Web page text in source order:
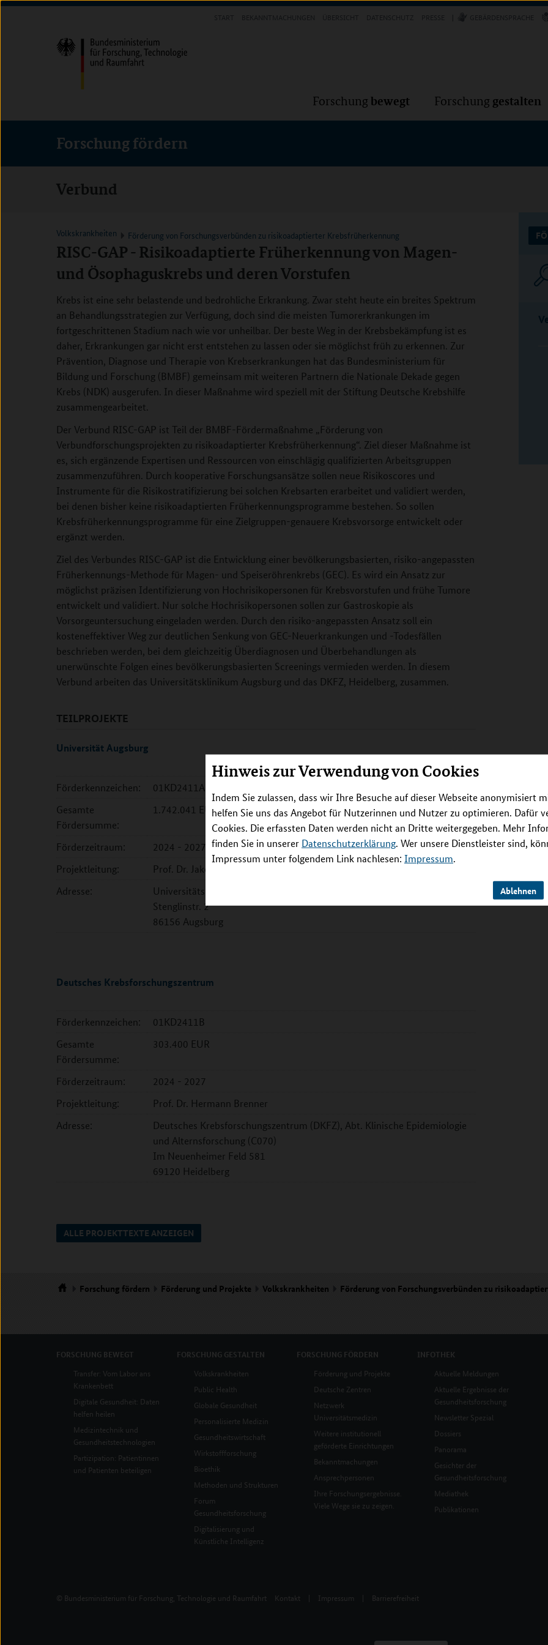
Hinweis zur Verwendung von Cookies
Indem Sie zulassen, dass wir Ihre Besuche auf dieser Webseite anonymisiert
helfen Sie uns das Angebot für Nutzerinnen und Nutzer zu optimieren. Dafür
Cookies. Die erfassten Daten werden nicht an Dritte weitergegeben. Mehr
finden Sie in unserer Datenschutzerklärung. Wer unsere Dienstleister sind,
Impressum unter folgendem Link nachlesen: Impressum.
Ablehnen
Direkt
(Eingabetaste)
Direkt
(Eingabetaste)
Direkt
(Eingabetaste)
Forschung bewegt Forschung gestalten
Forschung fördern
Verbund
Volkskrankheiten Förderung von Forschungsverbünden zu risikoadaptierter Krebsfrüherkennung
RISC-GAP - Risikoadaptierte Früherkennung von Magen-
und Ösophaguskrebs und deren Vorstufen
Krebs ist eine sehr belastende und bedrohliche Erkrankung. Zwar steht heute ein breites Spektrum
an Behandlungsstrategien zur Verfügung, doch sind die meisten Tumorerkrankungen im
fortgeschrittenen Stadium nach wie vor unheilbar. Der beste Weg in der Krebsbekämpfung ist es
daher, Erkrankungen gar nicht erst entstehen zu lassen oder sie möglichst früh zu erkennen. Zur
Prävention, Diagnose und Therapie von Krebserkrankungen hat das Bundesministerium für
Bildung und Forschung (BMBF) gemeinsam mit weiteren Partnern die Nationale Dekade gegen
Krebs (NDK) ausgerufen. In dieser Maßnahme wird speziell mit der Stiftung Deutsche Krebshilfe
zusammengearbeitet.
Der Verbund RISC-GAP ist Teil der BMBF-Fördermaßnahme „Förderung von
Verbundforschungsprojekten zu risikoadaptierter Krebsfrüherkennung“. Ziel dieser Maßnahme ist
es, sich ergänzende Expertisen und Ressourcen von einschlägig qualifizierten Arbeitsgruppen
zusammenzuführen. Durch kooperative Forschungsansätze sollen neue Risikoscores und
Instrumente für die Risikostratifizierung bei solchen Krebsarten erarbeitet und validiert werden,
bei denen bisher keine risikoadaptierten Früherkennungsprogramme bestehen. So sollen
Krebsfrüherkennungsprogramme für eine Zielgruppen-genauere Krebsvorsorge entwickelt oder
ergänzt werden.
Ziel des Verbundes RISC-GAP ist die Entwicklung einer bevölkerungsbasierten, risiko-angepassten
Früherkennungs-Methode für Magen- und Speiseröhrenkrebs (GEC). Es wird ein Ansatz zur
möglichst präzisen Identifizierung von Hochrisikopersonen für Krebsvorstufen und frühe Tumore
entwickelt und validiert. Nur solche Hochrisikopersonen sollen zur Gastroskopie als
Vorsorgeuntersuchung eingeladen werden. Durch den risiko-angepassten Ansatz soll ein
kosteneffektiver Weg zur deutlichen Senkung von GEC-Neuerkrankungen und -Todesfällen
beschrieben werden, bei dem gleichzeitig Überdiagnosen und Überbehandlungen als
unerwünschte Folgen eines bevölkerungsbasierten Screenings vermieden werden. In diesem
Verbund arbeiten das Universitätsklinikum Augsburg und das DKFZ, Heidelberg, zusammen.
TEILPROJEKTE
Universität Augsburg
Förderkennzeichen:
01KD2411A
Gesamte
Fördersumme:
1.742.041 EUR
Förderzeitraum:
2024 - 2027
Projektleitung:
Prof. Dr. Jakob Linseisen
Adresse:
Universitätsklinikum Augsburg
Stenglinstr. 2
86156 Augsburg
Deutsches Krebsforschungszentrum
Förderkennzeichen:
01KD2411B
Gesamte
Fördersumme:
303.400 EUR
Förderzeitraum:
2024 - 2027
Projektleitung:
Prof. Dr. Hermann Brenner
Adresse:
Deutsches Krebsforschungszentrum (DKFZ), Abt. Klinische Epidemiologie
und Alternsforschung (C070)
Im Neuenheimer Feld 581
69120 Heidelberg
ALLE PROJEKTTEXTE ANZEIGEN
Forschung fördern Förderung und Projekte Volkskrankheiten Förderung von Forschungsverbünden zu
FORSCHUNG BEWEGT
Transfer: Vom Labor ans
Krankenbett
Digitale Gesundheit: Daten
helfen heilen
Medizintechnik und
Gesundheitstechnologien
Partizipation: Patientinnen
und Patienten beteiligen
FORSCHUNG GESTALTEN
Volkskrankheiten
Public Health
Globale Gesundheit
Personalisierte Medizin
Gesundheitswirtschaft
Wirkstoffforschung
Bioethik
Methoden und Strukturen
Forum
Gesundheitsforschung
Digitalisierung und
Künstliche Intelligenz
FORSCHUNG FÖRDERN
Förderung und Projekte
Deutsche Zentren
Netzwerk
Universitätsmedizin
Weitere institutionell
geförderte Einrichtungen
Bekanntmachungen
Ansprechpersonen
Ihre Forschungsergebnisse.
Viele Wege sie zu zeigen.
INFOTHEK
Aktuelle Meldungen
Aktuelle Ergebnisse der
Gesundheitsforschung
Newsletter Spezial
Dossiers
Panorama
Gesichter der
Gesundheitsforschung
Mediathek
Publikationen
© Bundesministerium für Forschung, Technologie und Raumfahrt Kontakt | Impressum | Barrierefreiheit
Forschung Forschung